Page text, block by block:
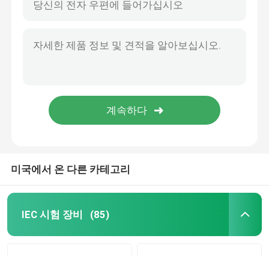
미국에서 온 다른 카테고리
IEC 시험 장비 (85)